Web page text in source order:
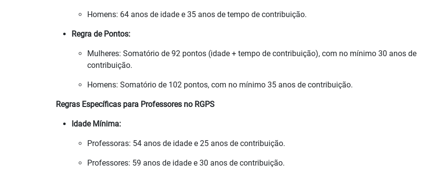
Homens: 64 anos de idade e 35 anos de tempo de contribuição.
Regra de Pontos:
Mulheres: Somatório de 92 pontos (idade + tempo de contribuição), com no mínimo 30 anos de
contribuição.
Homens: Somatório de 102 pontos, com no mínimo 35 anos de contribuição.
Regras Específicas para Professores no RGPS
Idade Mínima:
Professoras: 54 anos de idade e 25 anos de contribuição.
Professores: 59 anos de idade e 30 anos de contribuição.